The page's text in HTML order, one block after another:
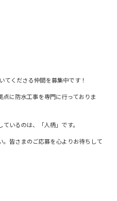
てくださる仲間を募集中です！
に防水工事を専門に行っておりま
いるのは、「人柄」です。
皆さまのご応募を心よりお待ちして